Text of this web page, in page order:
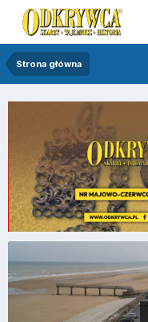
Strona główna